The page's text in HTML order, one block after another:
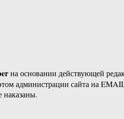
на основании действующей
администрации сайта на
наказаны.